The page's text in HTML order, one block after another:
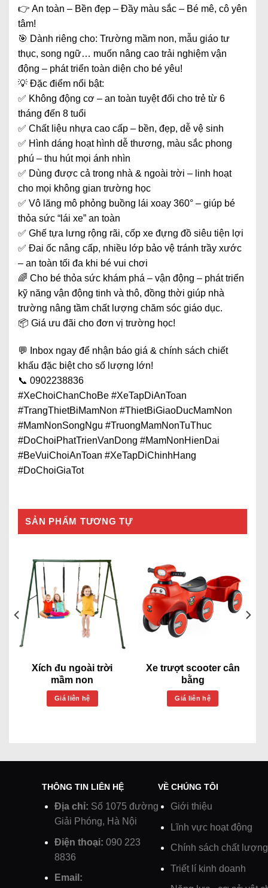
👉 An toàn – Bền đẹp – Đầy màu sắc – Bé mê, cô yên
tâm!
🎯 Dành riêng cho: Trường mầm non, mẫu giáo tư
thục, song ngữ… muốn nâng cao trải nghiệm vận
động – phát triển toàn diện cho bé yêu!
💡 Đặc điểm nổi bật:
✅ Không động cơ – an toàn tuyệt đối cho trẻ từ 6
tháng đến 8 tuổi
✅ Chất liệu nhựa cao cấp – bền, đẹp, dễ vệ sinh
✅ Hình dáng hoạt hình dễ thương, màu sắc phong
phú – thu hút mọi ánh nhìn
✅ Dùng được cả trong nhà & ngoài trời – linh hoạt
cho mọi không gian trường học
✅ Vô lăng mô phỏng buồng lái xoay 360° – giúp bé
thỏa sức “lái xe” an toàn
✅ Ghế tựa lưng rộng rãi, cốp xe đựng đồ siêu tiện lợi
✅ Đai ốc nâng cấp, nhiều lớp bảo vệ tránh trầy xước
– an toàn tối đa khi bé vui chơi
🌈 Cho bé thỏa sức khám phá – vận động – phát triển
kỹ năng vận động tinh và thô, đồng thời giúp nhà
trường nâng tầm chất lượng chăm sóc giáo dục.
📦 Giá ưu đãi cho đơn vị trường học!
💬 Inbox ngay để nhận báo giá & chính sách chiết
khấu đặc biệt cho số lượng lớn!
📞 0902238836
#XeChoiChanChoBe #XeTapDiAnToan
#TrangThietBiMamNon #ThietBiGiaoDucMamNon
#MamNonSongNgu #TruongMamNonTuThuc
#DoChoiPhatTrienVanDong #MamNonHienDai
#BeVuiChoiAnToan #XeTapDiChinhHang
#DoChoiGiaTot
SẢN PHẨM TƯƠNG TỰ
Xích đu ngoài trời
mầm non
Giá liên hệ
Xe trượt scooter cân
bằng
Giá liên hệ
THÔNG TIN LIÊN HỆ
Địa chỉ: Số 1075 đường
Giải Phóng, Hà Nội
Điện thoại: 090 223
8836
Email:
VỀ CHÚNG TÔI
Giới thiệu
Lĩnh vực hoạt động
Chính sách chất lượng
Triết lí kinh doanh